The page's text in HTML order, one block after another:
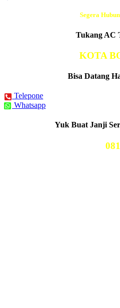
Segera
Tukang AC
KOTA
Bisa Datang
Telepone
Whatsapp
Yuk Buat Janji